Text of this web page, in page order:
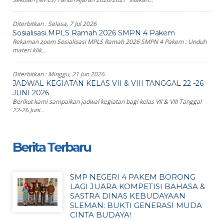
Diterbitkan :Selasa, 7 Jul 2026
Sosialisasi MPLS Ramah 2026 SMPN 4 Pakem
Rekaman zoom Sosialisasi MPLS Ramah 2026 SMPN 4 Pakem : Unduh
materi klik...
Diterbitkan :Minggu, 21 Jun 2026
JADWAL KEGIATAN KELAS VII & VIII TANGGAL 22 -26
JUNI 2026
Berikut kami sampaikan jadwal kegiatan bagi kelas VII & VIII Tanggal
22-26 Juni...
Berita Terbaru
SMP NEGERI 4 PAKEM BORONG
LAGI JUARA KOMPETISI BAHASA &
SASTRA DINAS KEBUDAYAAN
SLEMAN: BUKTI GENERASI MUDA
CINTA BUDAYA!